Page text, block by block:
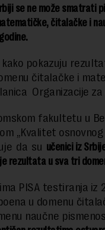
se ne može smatrati
čitalačke i
kako pokazuju
čitalačke i
Organizacije
fakultetu u
„Kvalitet
da su učenici iz
rezultata u sva tri
PISA testiranja iz
u domenu
naučne